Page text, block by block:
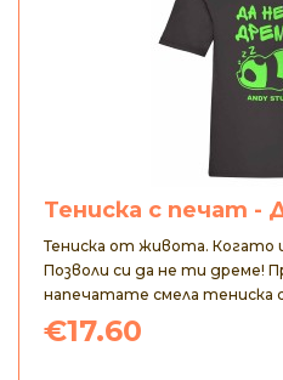
Тениска с печат -
Тениска от живота. Когато
Позволи си да не ти дреме!
напечатате смела тениска
€17.60